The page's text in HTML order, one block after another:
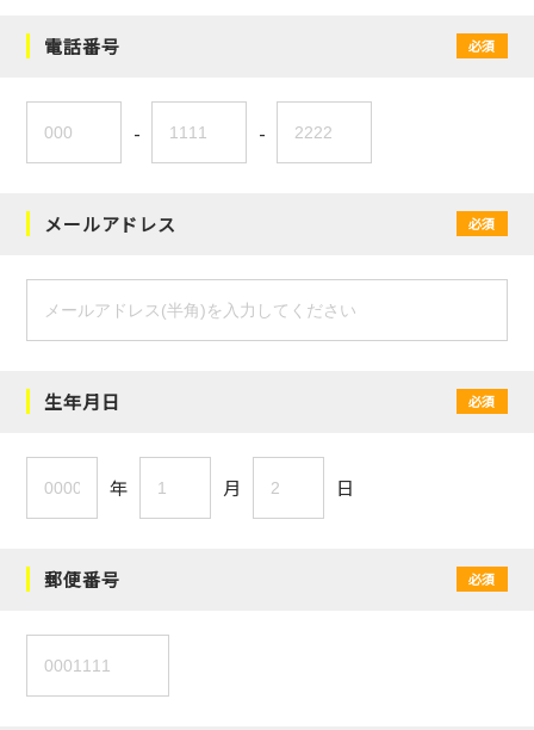
電話番号 必須
- -
メールアドレス 必須
生年月日 必須
年 月 日
郵便番号 必須